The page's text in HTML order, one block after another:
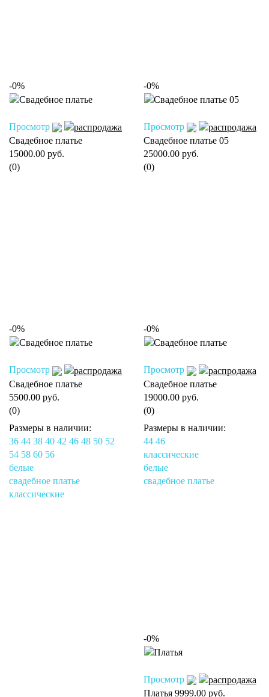
-0%
Просмотр
Свадебное платье
15000.00 руб.
(0)
-0%
Просмотр
Свадебное платье 05
25000.00 руб.
(0)
-0%
Просмотр
Свадебное платье
5500.00 руб.
(0)
Размеры в наличии:
36 44 38 40 42 46 48 50 52
54 58 60 56
белые
свадебное платье
классические
-0%
Просмотр
Свадебное платье
19000.00 руб.
(0)
Размеры в наличии:
44 46
классические
белые
свадебное платье
-0%
Просмотр
Платья 9999.00 руб.